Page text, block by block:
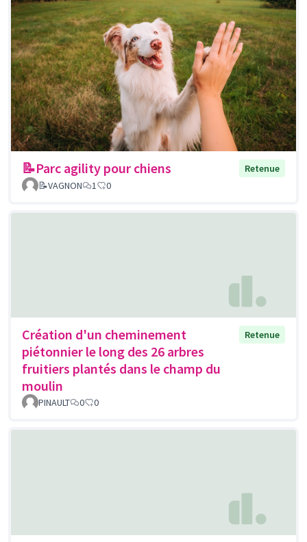
📝Parc agility pour chiens
Retenue
📝VAGNON
1 0
Création d'un cheminement
piétonnier le long des 26 arbres
fruitiers plantés dans le champ du
moulin
Retenue
PINAULT 0 0